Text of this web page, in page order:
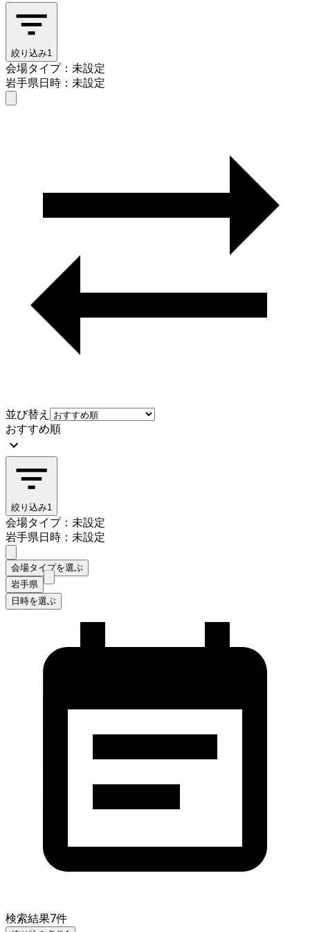
絞り込み1
会場タイプ：未設定
岩手県日時：未設定
並び替え
おすすめ順
絞り込み1
会場タイプ：未設定
岩手県日時：未設定
会場タイプを選ぶ
岩手県
日時を選ぶ
検索結果7件